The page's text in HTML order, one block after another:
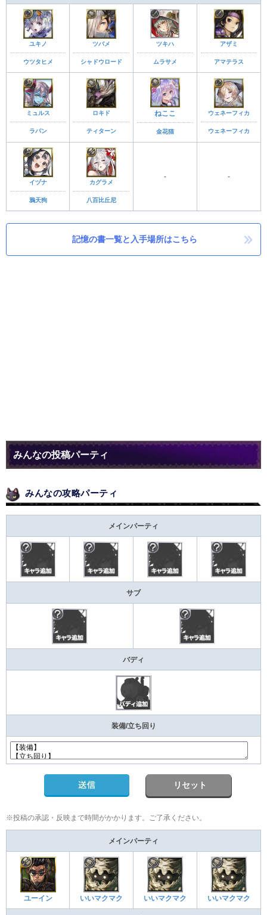
ユキノ
ウツタヒメ
ツバメ
シャドウロード
ツキハ
ムラサメ
アザミ
アマテラス
ミュルス
ラパン
ロキド
ティターン
ねここ
金花猫
ウェネーフィカ
ウェネーフィカ
イヅナ
鴉天狗
カグラメ
八百比丘尼
- -
記憶の書一覧と入手場所はこちら
みんなの投稿パーティ
みんなの攻略パーティ
メインパーティ
サブ
バディ
装備/立ち回り
リセット
※投稿の承認・反映まで時間がかかります。ご了承ください。
メインパーティ
ユーイン いいマクマク いいマクマク いいマクマク